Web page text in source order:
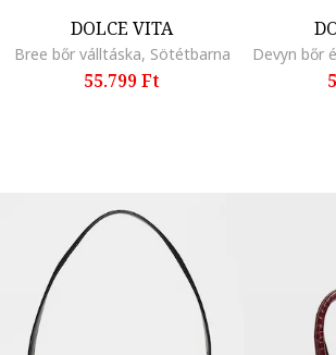
DOLCE VITA
Bree bőr válltáska, Sötétbarna
55.799 Ft